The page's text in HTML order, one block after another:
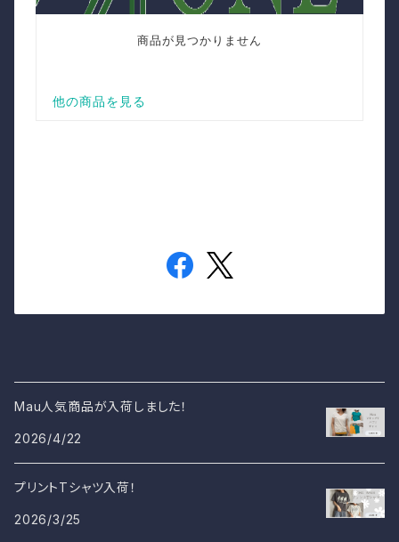
Mau人気商品が入荷しました！
2026/4/22
プリントTシャツ入荷！
2026/3/25